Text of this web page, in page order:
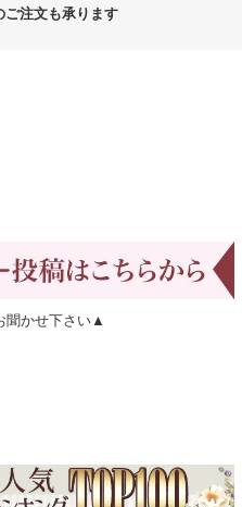
注文も承ります
聞かせ下さい▲